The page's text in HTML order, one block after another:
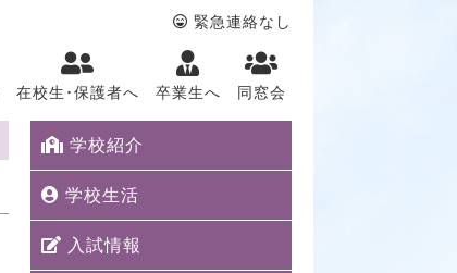
緊急連絡なし
在校生･保護者へ 卒業生へ 同窓会
学校紹介
学校生活
入試情報